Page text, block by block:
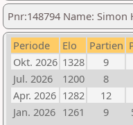
Pnr:148794 Name: Simon
Periode Elo Partien
Okt. 2026 1328 9
Jul. 2026
1200 8
Apr. 2026 1282 12
Jan. 2026 1261 9